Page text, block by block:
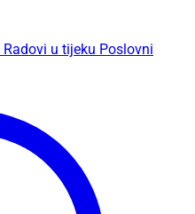
Radovi u tijeku Poslovni